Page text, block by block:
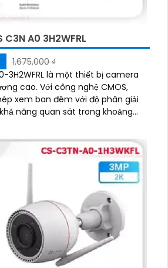
C3N A0 3H2WFRL
1,675,000 ₫
3H2WFRL là một thiết bị camera
nghệ CMOS,
xem ban đêm với độ phân giải
khả năng quan sát trong khoảng